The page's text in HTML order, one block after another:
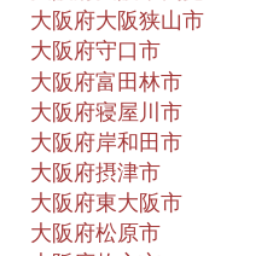
大阪府大阪狭山市
大阪府守口市
大阪府富田林市
大阪府寝屋川市
大阪府岸和田市
大阪府摂津市
大阪府東大阪市
大阪府松原市